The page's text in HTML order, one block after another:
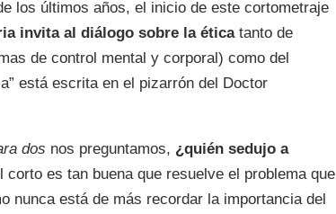
los últimos años, el inicio de este cortometraje
invita al diálogo sobre la éticatanto de
de control mental y corporal) como del
está escrita en el pizarrón del Doctor
dos nos preguntamos, ¿quién sedujo a
es tan buena que resuelve el problema que
nunca está de más recordar la importancia del